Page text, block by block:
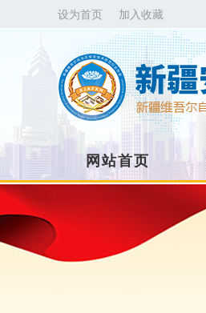
设为首页 加入收藏
网站首页